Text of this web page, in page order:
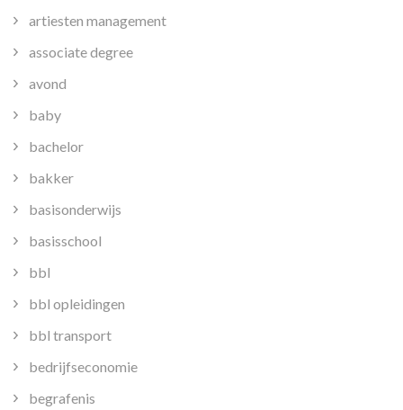
artiesten management
associate degree
avond
baby
bachelor
bakker
basisonderwijs
basisschool
bbl
bbl opleidingen
bbl transport
bedrijfseconomie
begrafenis